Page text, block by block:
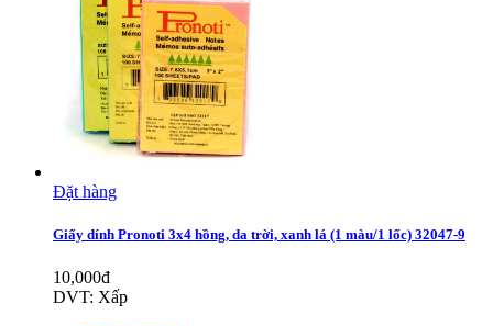
Đặt hàng
Giấy dính Pronoti 3x4 hồng, da trời, xanh lá (1 màu/1 lốc) 32047-9
10,000đ
DVT: Xấp